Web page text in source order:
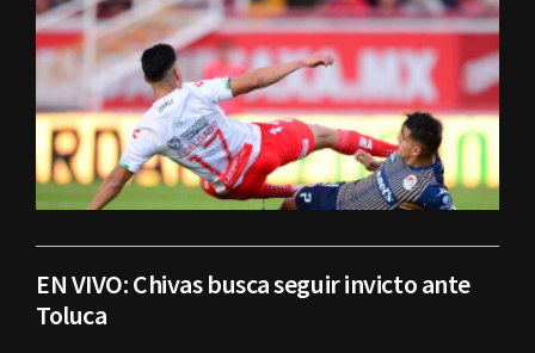
EN VIVO: Chivas busca seguir invicto ante
Toluca